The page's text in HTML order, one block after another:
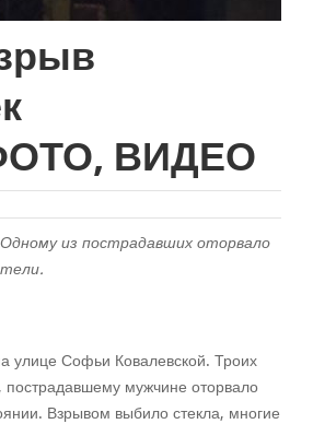
ВИДЕО
Одному из пострадавших оторвало
улице Софьи Ковалевской. Троих
пострадавшему мужчине оторвало
Взрывом выбило стекла, многие